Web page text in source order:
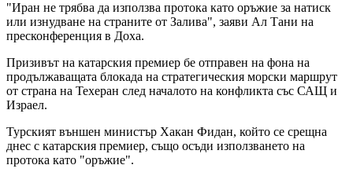
"Иран не трябва да използва протока като оръжие за натиск
или изнудване на страните от Залива", заяви Ал Тани на
пресконференция в Доха.
Призивът на катарския премиер бе отправен на фона на
продължаващата блокада на стратегическия морски маршрут
от страна на Техеран след началото на конфликта със САЩ и
Израел.
Турският външен министър Хакан Фидан, който се срещна
днес с катарския премиер, също осъди използването на
протока като "оръжие".